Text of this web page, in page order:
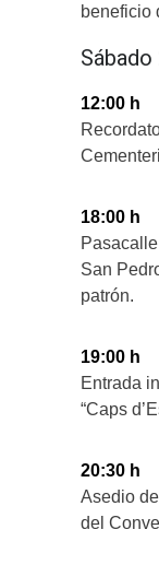
beneficio
12:00 h
18:00 h
San
patrón.
19:00 h
Entrada
“Caps
20:30 h
Asedio
del